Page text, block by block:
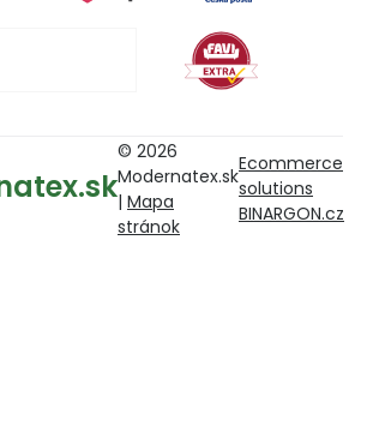
© 2026
Modernatex.sk
| Mapa
stránok
Ecommerce
solutions
BINARGON.cz